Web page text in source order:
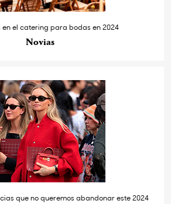
en el catering para bodas en 2024
Novias
que no queremos abandonar este 2024